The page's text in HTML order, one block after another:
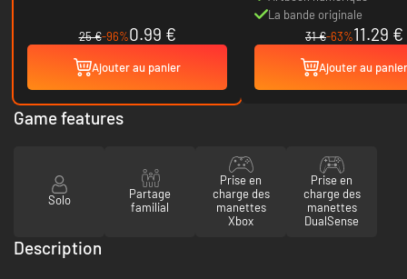
25 €-96%0.99 €
Ajouter au panier
La bande originale
31 €-63%11.29 €
Ajouter au panier
Game features
Solo
Partage
familial
Prise en
charge des
manettes
Xbox
Prise en
charge des
manettes
DualSense
Description